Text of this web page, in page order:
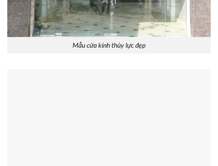
Mẫu cửa kính thủy lực đẹp